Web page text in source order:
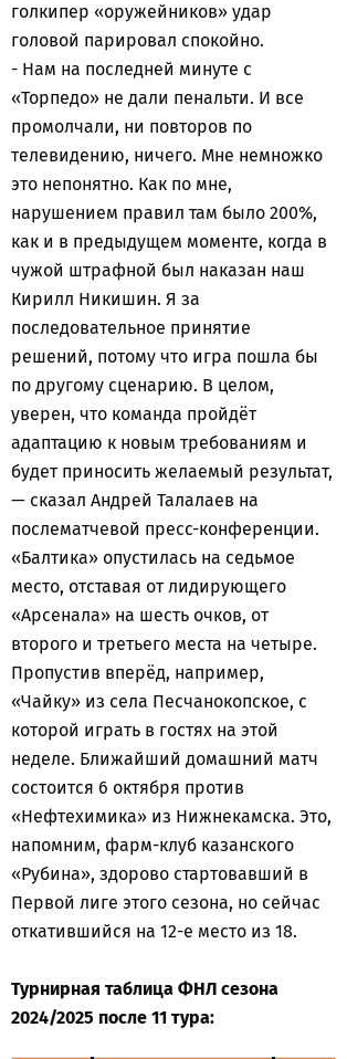
голкипер «оружейников» удар
головой парировал спокойно.
- Нам на последней минуте с
«Торпедо» не дали пенальти. И все
промолчали, ни повторов по
телевидению, ничего. Мне немножко
это непонятно. Как по мне,
нарушением правил там было 200%,
как и в предыдущем моменте, когда в
чужой штрафной был наказан наш
Кирилл Никишин. Я за
последовательное принятие
решений, потому что игра пошла бы
по другому сценарию. В целом,
уверен, что команда пройдёт
адаптацию к новым требованиям и
будет приносить желаемый результат,
— сказал Андрей Талалаев на
послематчевой пресс-конференции.
«Балтика» опустилась на седьмое
место, отставая от лидирующего
«Арсенала» на шесть очков, от
второго и третьего места на четыре.
Пропустив вперёд, например,
«Чайку» из села Песчанокопское, с
которой играть в гостях на этой
неделе. Ближайший домашний матч
состоится 6 октября против
«Нефтехимика» из Нижнекамска. Это,
напомним, фарм-клуб казанского
«Рубина», здорово стартовавший в
Первой лиге этого сезона, но сейчас
откатившийся на 12-е место из 18.
Турнирная таблица ФНЛ сезона
2024/2025 после 11 тура: